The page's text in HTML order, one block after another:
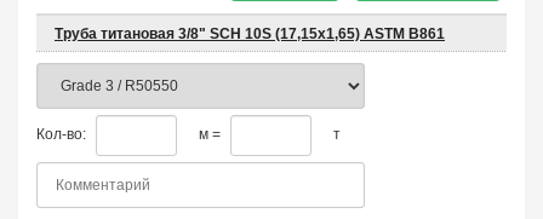
Труба титановая 3/8" SCH 10S (17,15x1,65) ASTM B861
Кол-во: м = т